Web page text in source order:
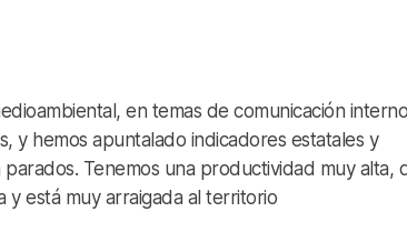
en temas de comunicación
y hemos apuntalado indicadores estatales y
Tenemos una productividad muy alta,
y está muy arraigada al territorio